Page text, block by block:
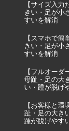
【サイズ入
きい・足が小
すいを解消
【スマホで
きい・足が小
すいを解消
【フルオー
母趾・足の大
い・踵が脱げ
【お客様と
趾・足の大き
踵が脱げやす